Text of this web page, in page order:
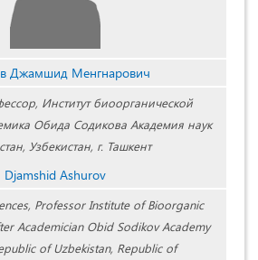
Джамшид Менгнарович
Институт биоорганической
Обида Содикова Академия наук
Узбекистан, г. Ташкент
Djamshid Ashurov
Professor Institute of Bioorganic
Academician Obid Sodikov Academy
of Uzbekistan, Republic of